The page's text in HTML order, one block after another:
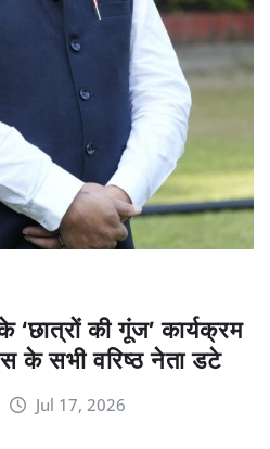
‘छात्रों की गूंज’ कार्यक्रम
के सभी वरिष्ठ नेता डटे
Jul 17, 2026